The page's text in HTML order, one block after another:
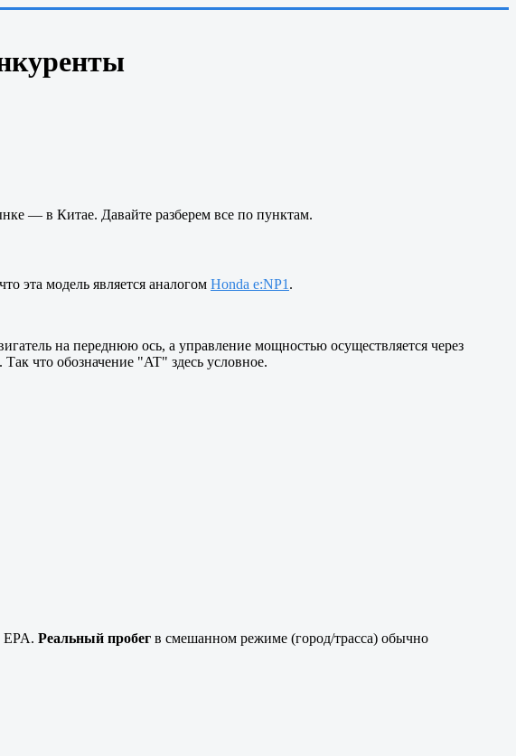
— в Китае. Давайте разберем все по пунктам.
эта модель является аналогом Honda e:NP1 .
на переднюю ось, а управление мощностью осуществляется через
что обозначение "AT" здесь условное.
EPA. Реальный пробег в смешанном режиме (город/трасса) обычно